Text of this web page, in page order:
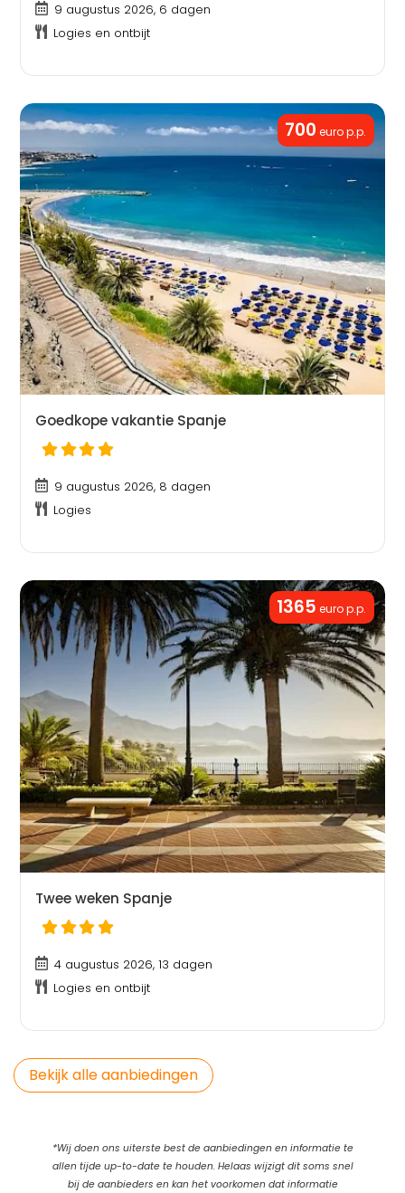
9 augustus 2026, 6 dagen
Logies en ontbijt
700 euro p.p.
Goedkope vakantie Spanje
9 augustus 2026, 8 dagen
Logies
1365 euro p.p.
Twee weken Spanje
4 augustus 2026, 13 dagen
Logies en ontbijt
Bekijk alle aanbiedingen
*Wij doen ons uiterste best de aanbiedingen en informatie te
allen tijde up-to-date te houden. Helaas wijzigt dit soms snel
bij de aanbieders en kan het voorkomen dat informatie